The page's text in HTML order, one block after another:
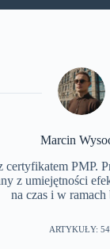
Marcin
PMP.
z umiejętności
na czas i w ramach
ARTYKUŁY: